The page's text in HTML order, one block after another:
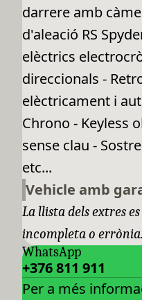
darrere amb
d'aleació RS
elèctrics
direccionals -
elèctricament i
Chrono - Keyless
sense clau -
etc...
Vehicle amb
La llista dels extres
incompleta o errònia.
WhatsApp
+376 811 911
Per a més